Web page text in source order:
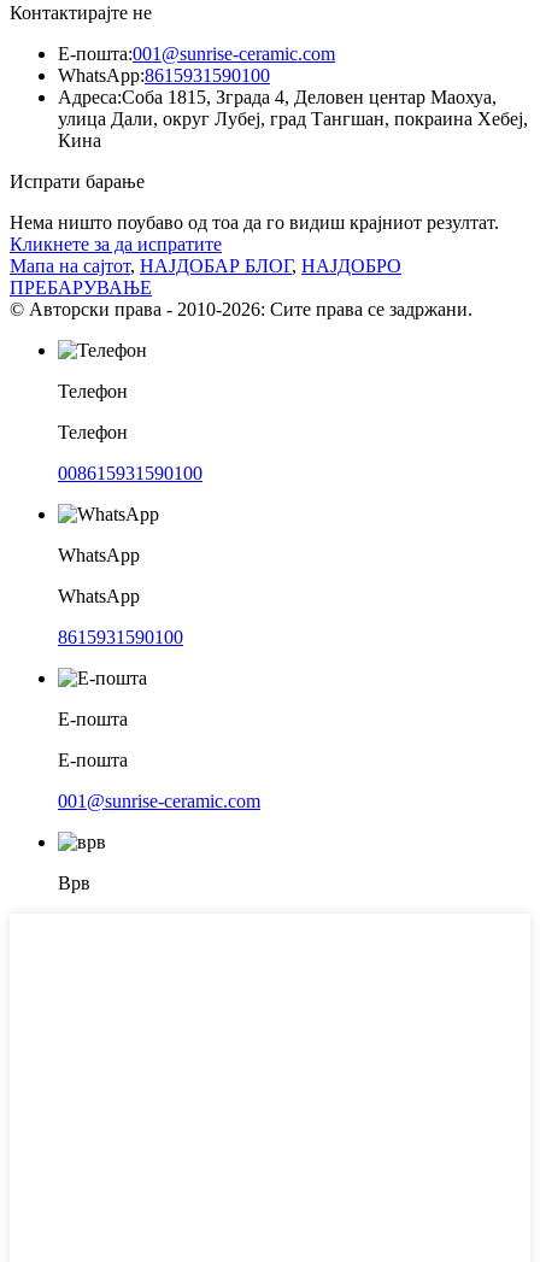
Контактирајте не
Е-пошта:001@sunrise-ceramic.com
WhatsApp:8615931590100
Адреса:Соба 1815, Зграда 4, Деловен центар Маохуа,
улица Дали, округ Лубеј, град Тангшан, покраина Хебеј,
Кина
Испрати барање
Нема ништо поубаво од тоа да го видиш крајниот резултат.
Кликнете за да испратите
Мапа на сајтот, НАЈДОБАР БЛОГ, НАЈДОБРО
ПРЕБАРУВАЊЕ
© Авторски права - 2010-2026: Сите права се задржани.
Телефон
Телефон
008615931590100
WhatsApp
WhatsApp
8615931590100
Е-пошта
Е-пошта
001@sunrise-ceramic.com
Врв